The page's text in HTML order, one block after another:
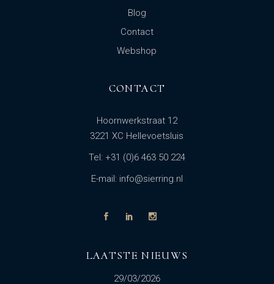
Blog
Contact
Webshop
CONTACT
Hoornwerkstraat 12
3221 XC Hellevoetsluis
Tel: +31 (0)6 463 50 224
E-mail: info@sierring.nl
LAATSTE NIEUWS
29/03/2026